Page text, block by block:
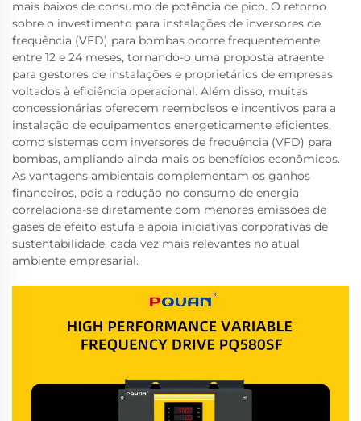
mais baixos de consumo de potência de pico. O retorno
sobre o investimento para instalações de inversores de
frequência (VFD) para bombas ocorre frequentemente
entre 12 e 24 meses, tornando-o uma proposta atraente
para gestores de instalações e proprietários de empresas
voltados à eficiência operacional. Além disso, muitas
concessionárias oferecem reembolsos e incentivos para a
instalação de equipamentos energeticamente eficientes,
como sistemas com inversores de frequência (VFD) para
bombas, ampliando ainda mais os benefícios econômicos.
As vantagens ambientais complementam os ganhos
financeiros, pois a redução no consumo de energia
correlaciona-se diretamente com menores emissões de
gases de efeito estufa e apoia iniciativas corporativas de
sustentabilidade, cada vez mais relevantes no atual
ambiente empresarial.